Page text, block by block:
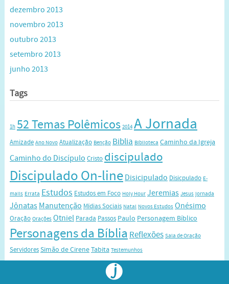
dezembro 2013
novembro 2013
outubro 2013
setembro 2013
junho 2013
Tags
1h 52 Temas Polêmicos 2014 A Jornada
Amizade Ano Novo Atualização Benção Biblia Biblioteca Caminho da Igreja
Caminho do Discípulo Cristo discipulado
Discipulado On-line Disicipulado Disicpulado E-
mails Errata Estudos Estudos em Foco Holy Hour Jeremias Jesus jornada
Jônatas Manutenção Mídias Sociais Natal Novos Estudos Onésimo
Oração Orações Otniel Parada Passos Paulo Personagem Bíblico
Personagens da Bíblia Reflexões Sala de Oração
Servidores Simão de CireneTabita Testemunhos